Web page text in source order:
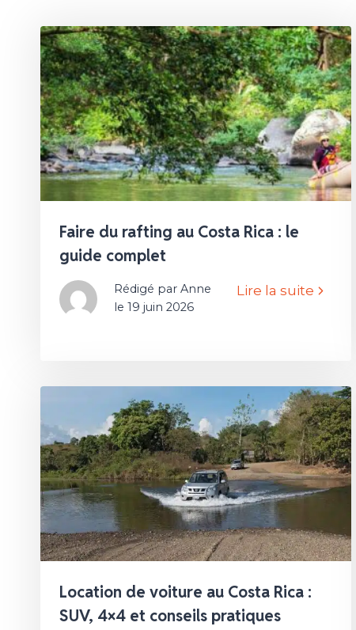
Faire du rafting au Costa Rica : le
guide complet
Rédigé par Anne
le 19 juin 2026
Lire la suite
Location de voiture au Costa Rica :
SUV, 4×4 et conseils pratiques